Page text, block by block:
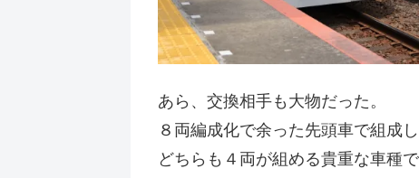
あら、交換相手も大物だった。
８両編成化で余った先頭車で組成
どちらも４両が組める貴重な車種で